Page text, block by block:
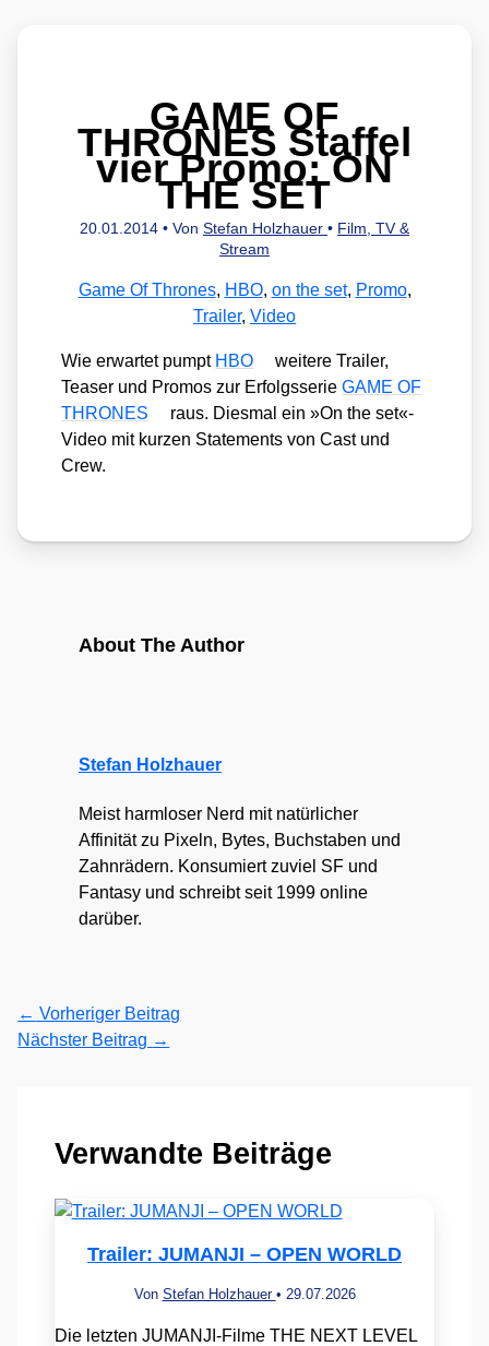
GAME OF
THRONES Staffel
vier Promo: ON
THE SET
20.01.2014 • Von Stefan Holzhauer • Film, TV &
Stream
Game Of Thrones, HBO, on the set, Promo,
Trailer, Video
Wie erwar­tet pumpt HBO
wei­te­re Trai­ler,
Teaser und Pro­mos zur Erfolgs­se­rieGAME OF
THRONES
raus. Dies­mal ein »On the set«-
Video mit kur­zen State­ments von Cast und
Crew.
About The Author
Stefan Holzhauer
Meist harmloser Nerd mit natürlicher
Affinität zu Pixeln, Bytes, Buchstaben und
Zahnrädern. Konsumiert zuviel SF und
Fantasy und schreibt seit 1999 online
darüber.
← Vorheriger Beitrag
Nächster Beitrag →
Verwandte Beiträge
Trailer: JUMANJI – OPEN WORLD
Von Stefan Holzhauer • 29.07.2026
Die letzten JUMANJI-Filme THE NEXT LEVEL